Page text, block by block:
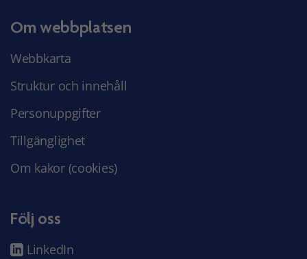
Om webbplatsen
Webbkarta
Struktur och innehåll
Personuppgifter
Tillgänglighet
Om kakor (cookies)
Följ oss
LinkedIn